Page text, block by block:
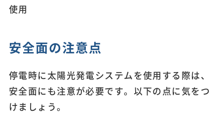
使用
安全面の注意点
停電時に太陽光発電システムを使用する際は、
安全面にも注意が必要です。以下の点に気をつ
けましょう。